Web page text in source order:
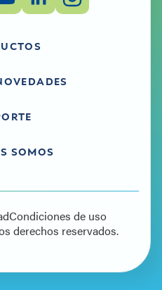
SOMOS
derechos reservados.
Condiciones de uso